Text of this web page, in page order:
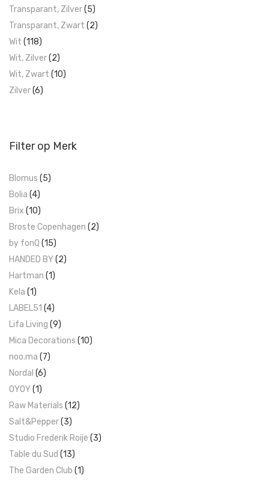
Transparant, Zilver(5)
Transparant, Zwart (2)
Wit (118)
Wit, Zilver(2)
Wit, Zwart (10)
Zilver(6)
Filter op Merk
Blomus (5)
Bolia (4)
Brix (10)
Broste Copenhagen (2)
by fonQ (15)
HANDED BY(2)
Hartman (1)
Kela (1)
LABEL51 (4)
Lifa Living (9)
Mica Decorations (10)
noo.ma (7)
Nordal (6)
OYOY(1)
Raw Materials (12)
Salt&Pepper(3)
Studio Frederik Roije (3)
Table du Sud (13)
The Garden Club (1)